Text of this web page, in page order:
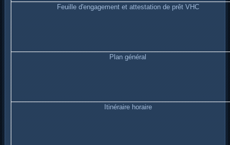
Feuille d'engagement et attestation de prêt VHC
Plan général
Itinéraire horaire